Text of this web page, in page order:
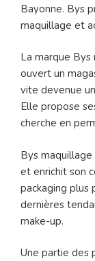
Bayonne. Bys
maquillage et
La marque Bys
ouvert un
vite devenue
Elle propose
cherche en
Bys
et enrichit son
packaging plus
dernières
make-up.
Une partie des